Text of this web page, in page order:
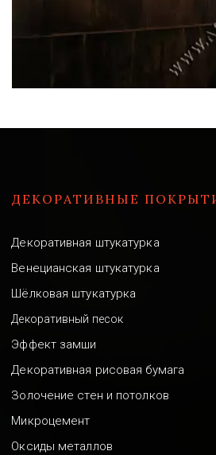
ДЕКОРАТИВНЫЕ
Декоративная штукатурка
Венецианская штукатурка
Шёлковая штукатурка
Декоративный песок
Эффект замши
Декоративная рисовая бумага
Золочение стен и потолков
Микроцемент
Оксиды металлов